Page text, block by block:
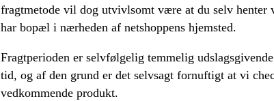
fragtmetode vil dog utvivlsomt være at du selv henter
har bopæl i nærheden af netshoppens hjemsted.
Fragtperioden er selvfølgelig temmelig
tid, og af den grund er det selvsagt fornuftigt at vi
vedkommende produkt.